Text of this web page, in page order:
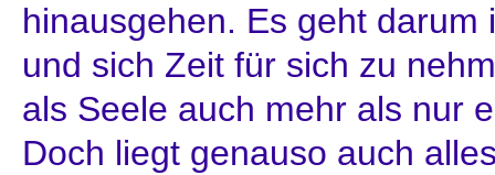
hinausgehen. Es geht
und sich Zeit für sich zu
als Seele auch mehr als nur
Doch liegt genauso auch